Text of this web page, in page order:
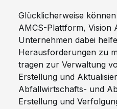
Glücklicherweise
AMCS-Plattform, Vision
Unternehmen dabei
Herausforderungen zu
tragen zur Verwaltung
Erstellung und
Abfallwirtschafts- und
Erstellung und